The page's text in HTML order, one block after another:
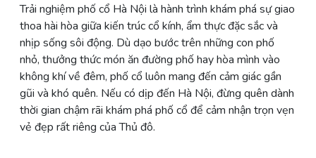
Trải nghiệm phố cổ Hà Nội là hành trình khám phá sự giao
thoa hài hòa giữa kiến trúc cổ kính, ẩm thực đặc sắc và
nhịp sống sôi động. Dù dạo bước trên những con phố
nhỏ, thưởng thức món ăn đường phố hay hòa mình vào
không khí về đêm, phố cổ luôn mang đến cảm giác gần
gũi và khó quên. Nếu có dịp đến Hà Nội, đừng quên dành
thời gian chậm rãi khám phá phố cổ để cảm nhận trọn vẹn
vẻ đẹp rất riêng của Thủ đô.